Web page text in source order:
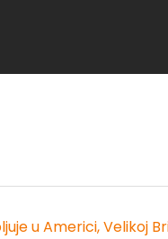
u Americi, Velikoj